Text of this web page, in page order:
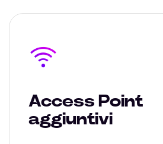
Access Point
aggiuntivi